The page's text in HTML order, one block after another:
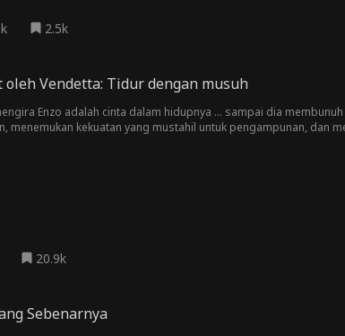
2.5k
oleh Vendetta: Tidur dengan musuh
Enzo adalah cinta dalam hidupnya ... sampai dia
menemukan kekuatan yang mustahil untuk pengampunan, dan
20.9k
Sebenarnya